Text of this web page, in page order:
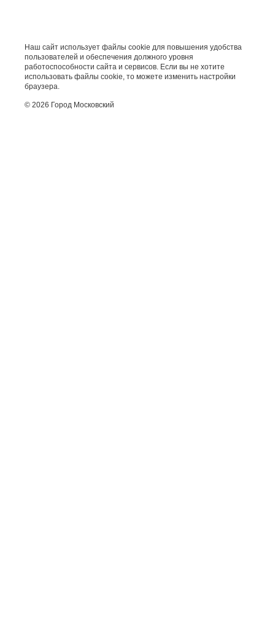
Наш сайт использует файлы cookie для повышения удобства
пользователей и обеспечения должного уровня
работоспособности сайта и сервисов. Если вы не хотите
использовать файлы cookie, то можете изменить настройки
браузера.
© 2026 Город Московский